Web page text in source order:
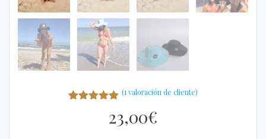
de
(1valoración de cliente)
23,00€